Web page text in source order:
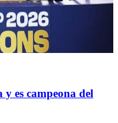
y es campeona del